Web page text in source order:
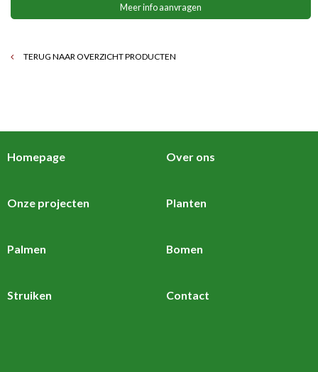
Meer info aanvragen
TERUG NAAR OVERZICHT PRODUCTEN
Homepage Over ons
Onze projecten Planten
Palmen Bomen
Struiken Contact